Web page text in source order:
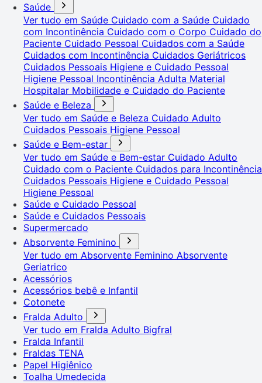
Saúde
Ver tudo em Saúde Cuidado com a Saúde Cuidado
com Incontinência Cuidado com o Corpo Cuidado do
Paciente Cuidado Pessoal Cuidados com a Saúde
Cuidados com Incontinência Cuidados Geriátricos
Cuidados Pessoais Higiene e Cuidado Pessoal
Higiene Pessoal Incontinência Adulta Material
Hospitalar Mobilidade e Cuidado do Paciente
Saúde e Beleza
Ver tudo em Saúde e Beleza Cuidado Adulto
Cuidados Pessoais Higiene Pessoal
Saúde e Bem-estar
Ver tudo em Saúde e Bem-estar Cuidado Adulto
Cuidado com o Paciente Cuidados para Incontinência
Cuidados Pessoais Higiene e Cuidado Pessoal
Higiene Pessoal
Saúde e Cuidado Pessoal
Saúde e Cuidados Pessoais
Supermercado
Absorvente Feminino
Ver tudo em Absorvente Feminino Absorvente
Geriatrico
Acessórios
Acessórios bebê e Infantil
Cotonete
Fralda Adulto
Ver tudo em Fralda Adulto Bigfral
Fralda Infantil
Fraldas TENA
Papel Higiênico
Toalha Umedecida